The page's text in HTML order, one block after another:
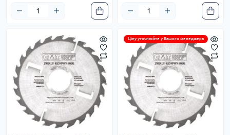
Ціну уточнюйте у Вашого менеджера